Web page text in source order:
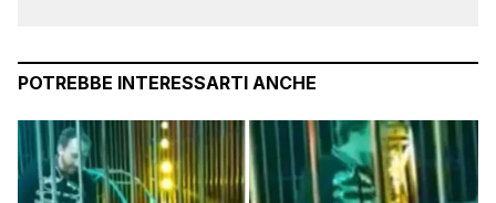
POTREBBE INTERESSARTI ANCHE